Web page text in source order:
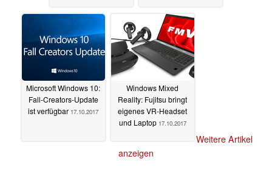
Microsoft Windows 10:
Fall-Creators-Update
ist verfügbar 17.10.2017
Windows Mixed
Reality: Fujitsu bringt
eigenes VR-Headset
und Laptop 17.10.2017
Weitere Artikel
anzeigen